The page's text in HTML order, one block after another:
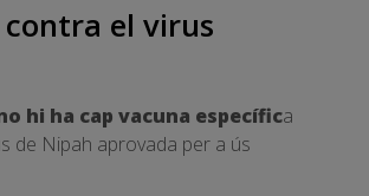
el virus
hi ha cap vacuna específica
de Nipah aprovada per a ús